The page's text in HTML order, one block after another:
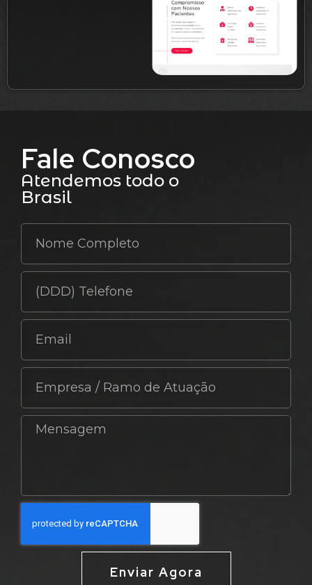
Fale Conosco
Atendemos todo o
Brasil
Enviar Agora